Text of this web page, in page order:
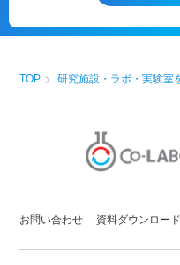
TOP 研究施設・ラボ・実験室
お問い合わせ 資料ダウンロード